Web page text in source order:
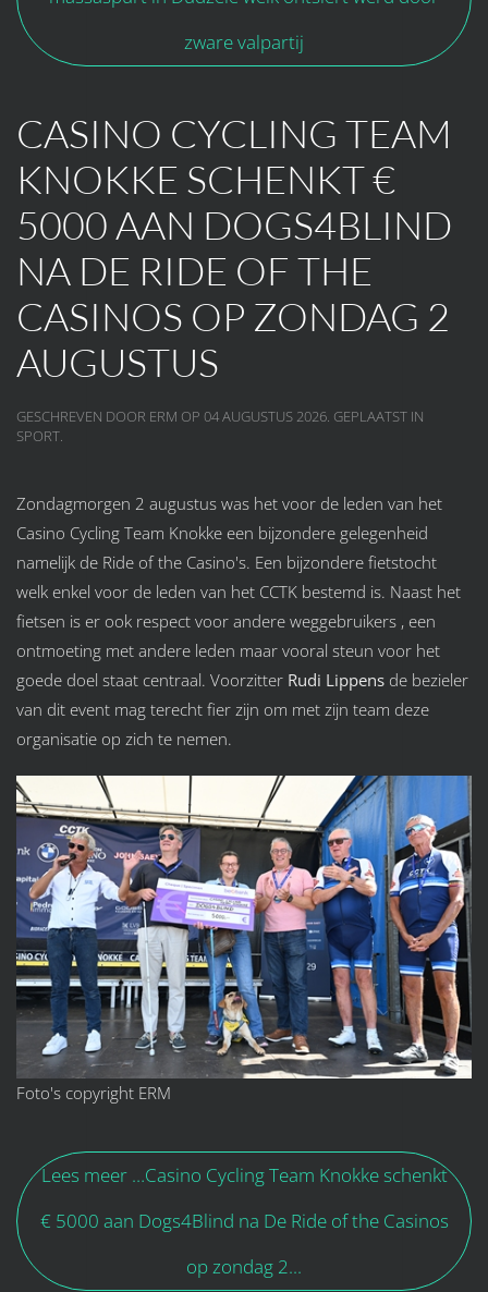
zware valpartij
CASINO CYCLING TEAM
KNOKKE SCHENKT €
5000 AAN DOGS4BLIND
NA DE RIDE OF THE
CASINOS OP ZONDAG 2
AUGUSTUS
GESCHREVEN DOOR ERM OP 04 AUGUSTUS 2026. GEPLAATST IN
SPORT.
Zondagmorgen 2 augustus was het voor de leden van het
Casino Cycling Team Knokke een bijzondere gelegenheid
namelijk de Ride of the Casino's. Een bijzondere fietstocht
welk enkel voor de leden van het CCTK bestemd is. Naast het
fietsen is er ook respect voor andere weggebruikers , een
ontmoeting met andere leden maar vooral steun voor het
goede doel staat centraal. Voorzitter Rudi Lippens de bezieler
van dit event mag terecht fier zijn om met zijn team deze
organisatie op zich te nemen.
Foto's copyright ERM
Lees meer …Casino Cycling Team Knokke schenkt
€ 5000 aan Dogs4Blind na De Ride of the Casinos
op zondag 2...